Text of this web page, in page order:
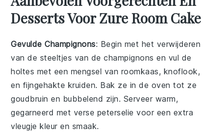
Desserts Voor Zure Room Cake
Gevulde Champignons: Begin met het verwijderen
van de steeltjes van dechampignons en vul de
holtes met een mengsel van roomkaas, knoflook,
en fijngehakte kruiden. Bak ze in de oven tot ze
goudbruin en bubbelend zijn. Serveer warm,
gegarneerd met verse peterselie voor een extra
vleugje kleur en smaak.